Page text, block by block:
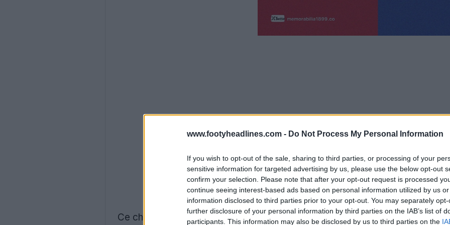
www.footyheadlines.com - Do Not Process My Personal Information
If you wish to opt-out of the sale, sharing to third parties, or processing of your
sensitive information for targeted advertising by us, please use the below opt-out
confirm your selection. Please note that after your opt-out request is processed
continue seeing interest-based ads based on personal information utilized by us
information disclosed to third parties prior to your opt-out. You may separately
further disclosure of your personal information by third parties on the IAB’s list of
participants. This information may also be disclosed by us to third parties on the
Ce changement majeur est dû à deux événements importants au FC